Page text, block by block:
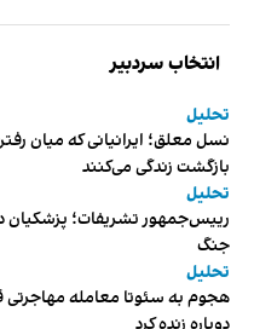
انتخاب سردبیر
تحلیل
نسل معلق؛ ایرانیانی که میان
بازگشت زندگی می‌کنند
تحلیل
رییس‌جمهور تشریفات؛ پزشکیان
جنگ
تحلیل
هجوم به سئوتا معامله مهاجرتی